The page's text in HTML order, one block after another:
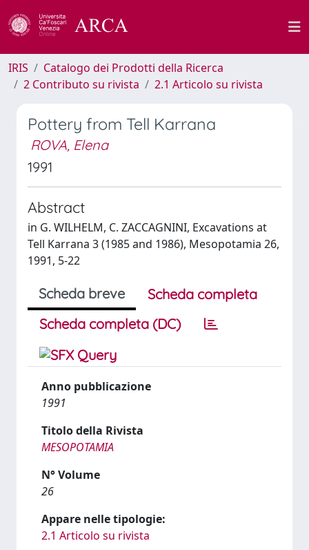
IRIS
Catalogo dei Prodotti della Ricerca
2 Contributo su rivista
2.1 Articolo su rivista
Pottery from Tell Karrana
ROVA, Elena
1991
Abstract
in G. WILHELM, C. ZACCAGNINI, Excavations at
Tell Karrana 3 (1985 and 1986), Mesopotamia 26,
1991, 5-22
Scheda breve
Scheda completa
Scheda completa (DC)
Anno pubblicazione
1991
Titolo della Rivista
MESOPOTAMIA
N° Volume
26
Appare nelle tipologie:
2.1 Articolo su rivista